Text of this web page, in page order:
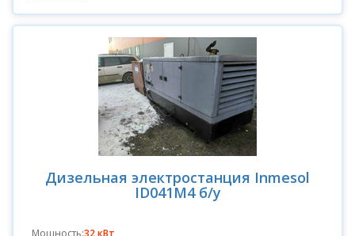
Дизельная электростанция Inmesol
ID041M4 б/у
Мощность:32 кВт